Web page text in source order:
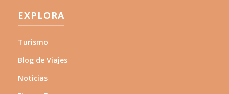
EXPLORA
Turismo
Blog de Viajes
Noticias